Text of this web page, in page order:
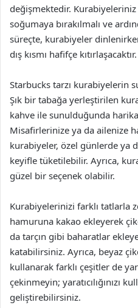
değişmektedir. Kurabiyeleriniz
soğumaya bırakılmalı ve
süreçte, kurabiyeler
dış kısmı hafifçe kıtırlaşacaktır.
Starbucks tarzı kurabiyelerin
Şık bir tabağa yerleştirilen
kahve ile sunulduğunda
Misafirlerinize ya da ailenize
kurabiyeler, özel günlerde ya
keyifle tüketilebilir. Ayrıca,
güzel bir seçenek olabilir.
Kurabiyelerinizi farklı tatlarla
hamuruna kakao ekleyerek
da tarçın gibi baharatlar
katabilirsiniz. Ayrıca, beyaz
kullanarak farklı çeşitler de
çekinmeyin; yaratıcılığınızı
geliştirebilirsiniz.